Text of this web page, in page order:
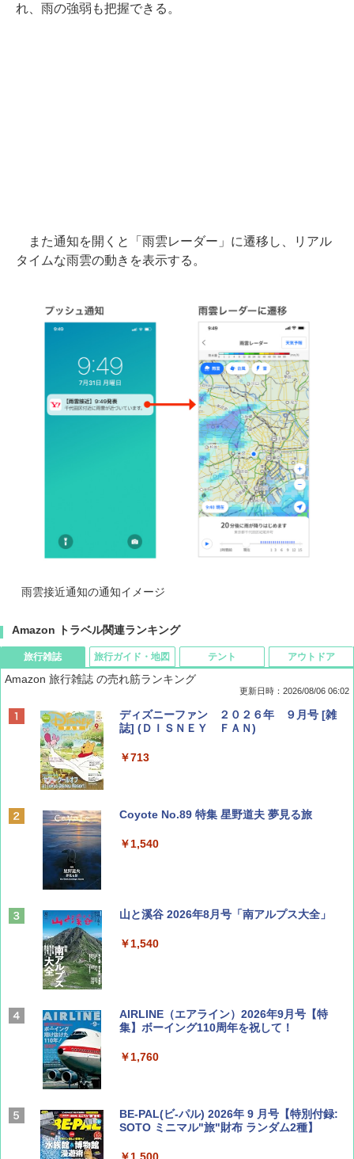
れ、雨の強弱も把握できる。
また通知を開くと「雨雲レーダー」に遷移し、リアル
タイムな雨雲の動きを表示する。
雨雲接近通知の通知イメージ
Amazon トラベル関連ランキング
旅行雑誌
Amazon 旅行雑誌 の売れ筋ランキング
更新日時：2026/08/06 06:02
ディズニーファン ２０２６年 ９月号 [雑
誌] (ＤＩＳＮＥＹ ＦＡＮ)
￥713
Coyote No.89 特集 星野道夫 夢見る旅
￥1,540
山と溪谷 2026年8月号「南アルプス大全」
￥1,540
AIRLINE（エアライン）2026年9月号【特
集】ボーイング110周年を祝して！
￥1,760
BE-PAL(ビ-パル) 2026年 9 月号【特別付録:
SOTO ミニマル"旅"財布 ランダム2種】
旅行ガイド・地図 テント アウトドア